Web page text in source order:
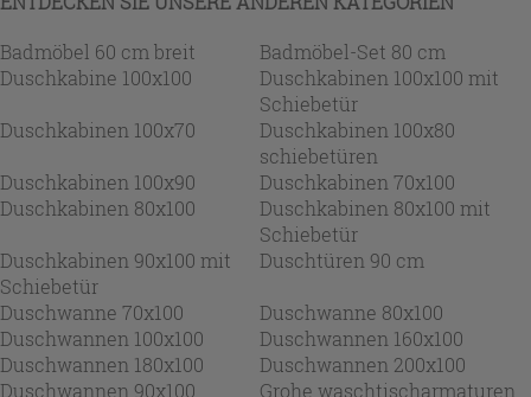
Badmöbel 60 cm breit
Badmöbel-Set 80 cm
Duschkabine 100x100
Duschkabinen 100x100 mit
Schiebetür
Duschkabinen 100x70
Duschkabinen 100x80
schiebetüren
Duschkabinen 100x90
Duschkabinen 70x100
Duschkabinen 80x100
Duschkabinen 80x100 mit
Schiebetür
Duschkabinen 90x100 mit
Schiebetür
Duschtüren 90 cm
Duschwanne 70x100
Duschwanne 80x100
Duschwannen 100x100
Duschwannen 160x100
Duschwannen 180x100
Duschwannen 200x100
Duschwannen 90x100
Grohe waschtischarmaturen